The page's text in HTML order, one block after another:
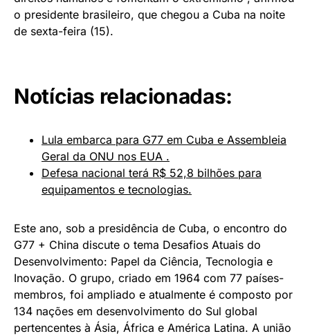
o presidente brasileiro, que chegou a Cuba na noite
de sexta-feira (15).
Notícias relacionadas:
Lula embarca para G77 em Cuba e Assembleia
Geral da ONU nos EUA .
Defesa nacional terá R$ 52,8 bilhões para
equipamentos e tecnologias.
Este ano, sob a presidência de Cuba, o encontro do
G77 + China discute o tema Desafios Atuais do
Desenvolvimento: Papel da Ciência, Tecnologia e
Inovação. O grupo, criado em 1964 com 77 países-
membros, foi ampliado e atualmente é composto por
134 nações em desenvolvimento do Sul global
pertencentes à Ásia, África e América Latina. A união